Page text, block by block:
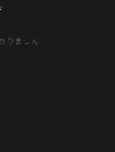
りません